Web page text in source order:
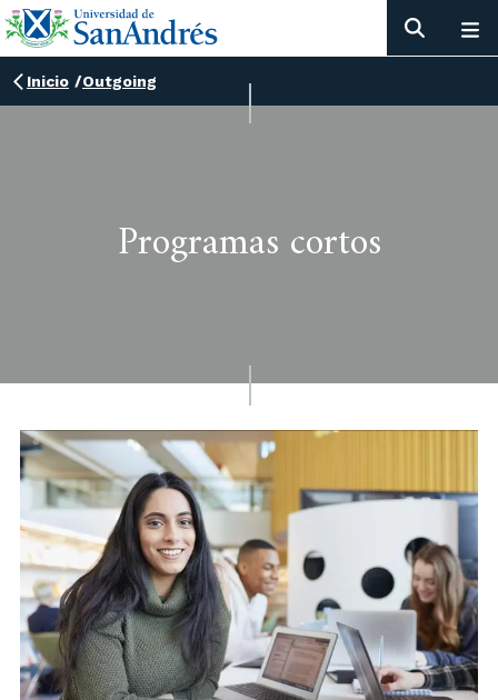
Inicio /Outgoing
Programas cortos